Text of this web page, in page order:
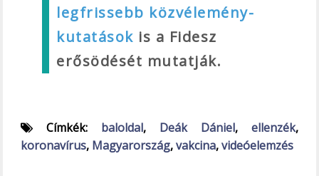
legfrissebb közvélemény-
kutatások is a Fidesz
erősödését mutatják.
Címkék: baloldal, Deák Dániel, ellenzék,
koronavírus, Magyarország,vakcina,videóelemzés